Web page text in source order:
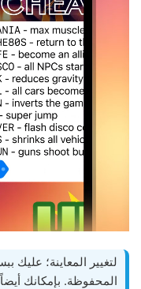
لتغيير المعاينة؛ عليك
المحفوظة. بإمكانك